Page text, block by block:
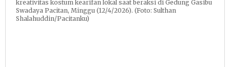
kreativitas kostum kearifan lokal saat beraksi di Gedung Gasibu
Swadaya Pacitan, Minggu (12/4/2026). (Foto: Sulthan
Shalahuddin/Pacitanku)